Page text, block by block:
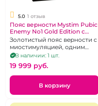
5.0 1 отзыв
Пояс верности Mystim Pubic
Enemy No1 Gold Edition с
миостимуляцией
Золотистый пояс верности с
миостимуляцией, одним
металлическим замочком и
пятью пластиковыми
пломбами
В наличии: 1 шт.
19 999 pуб.
В корзину